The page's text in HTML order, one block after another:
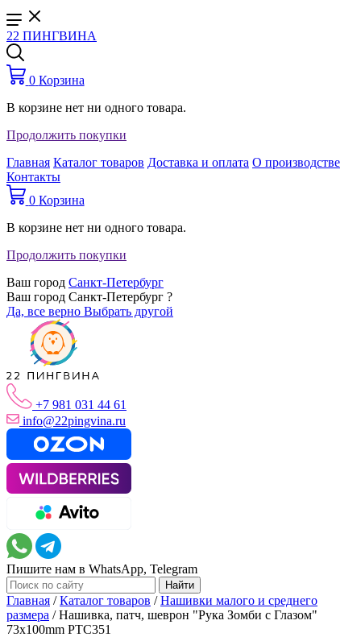
22 ПИНГВИНА
0 Корзина
В корзине нет ни одного товара.
Продолжить покупки
Главная Каталог товаров Доставка и оплата О производстве
Контакты
0 Корзина
В корзине нет ни одного товара.
Продолжить покупки
Ваш город Санкт-Петербург
Ваш город Санкт-Петербург ?
Да, все верно Выбрать другой
+7 981 031 44 61
info@22pingvina.ru
Пишите нам в WhatsApp, Telegram
Главная /Каталог товаров /Нашивки малого и среднего
размера /Нашивка, патч, шеврон "Рука Зомби с Глазом"
73x100mm PTC351